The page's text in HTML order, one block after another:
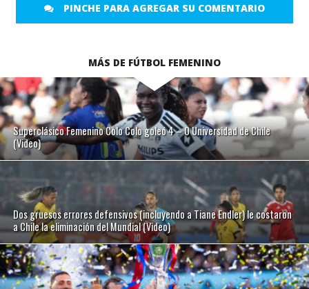
PINCHE PARA AGREGAR SU COMENTARIO
MÁS DE FÚTBOL FEMENINO
Superclásico Femenino Colo Colo goleó 4 – 0 Universidad de Chile
(Video)
Dos gruesos errores defensivos (incluyendo a Tiane Endler) le costaron
a Chile la eliminación del Mundial (Video)